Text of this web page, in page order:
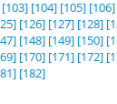
[103] [104] [105] [106]
[126] [127] [128]
[148] [149] [150]
[170] [171] [172]
[182]